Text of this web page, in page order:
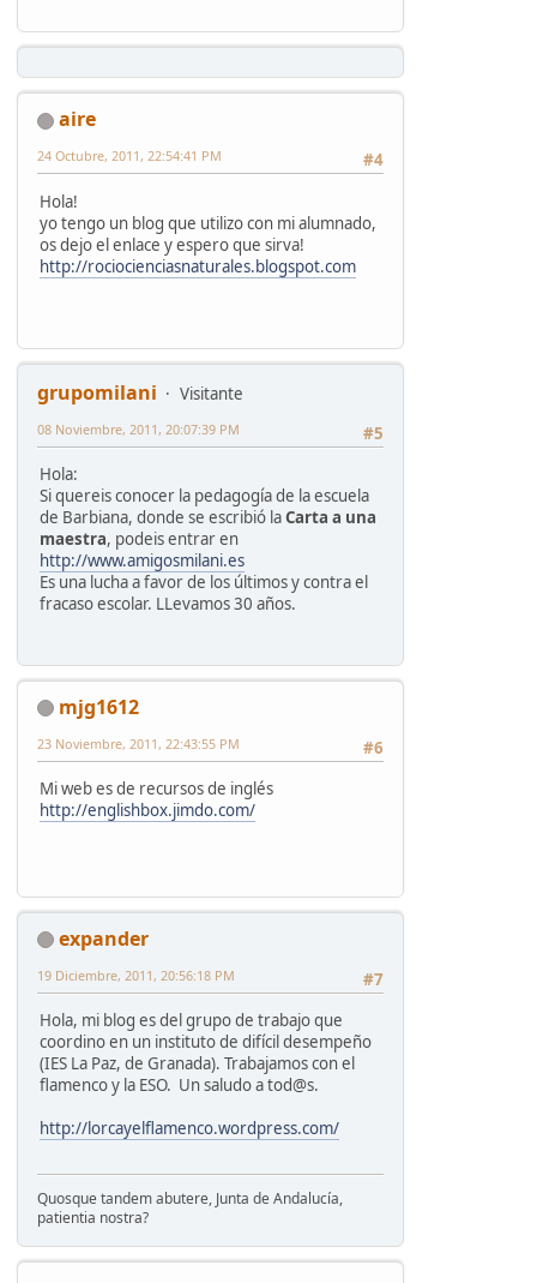
aire
#4
24 Octubre, 2011, 22:54:41 PM
Hola!
yo tengo un blog que utilizo con mi alumnado,
os dejo el enlace y espero que sirva!
http://rociocienciasnaturales.blogspot.com
grupomilani
Visitante
#5
08 Noviembre, 2011, 20:07:39 PM
Hola:
Si quereis conocer la pedagogía de la escuela
de Barbiana, donde se escribió laCarta a una
maestra, podeis entrar en
http://www.amigosmilani.es
Es una lucha a favor de los últimos y contra el
fracaso escolar. LLevamos 30 años.
mjg1612
#6
23 Noviembre, 2011, 22:43:55 PM
Mi web es de recursos de inglés
http://englishbox.jimdo.com/
expander
#7
19 Diciembre, 2011, 20:56:18 PM
Hola, mi blog es del grupo de trabajo que
coordino en un instituto de difícil desempeño
(IES La Paz, de Granada). Trabajamos con el
flamenco y la ESO. Un saludo a tod@s.
http://lorcayelflamenco.wordpress.com/
Quosque tandem abutere, Junta de Andalucía,
patientia nostra?